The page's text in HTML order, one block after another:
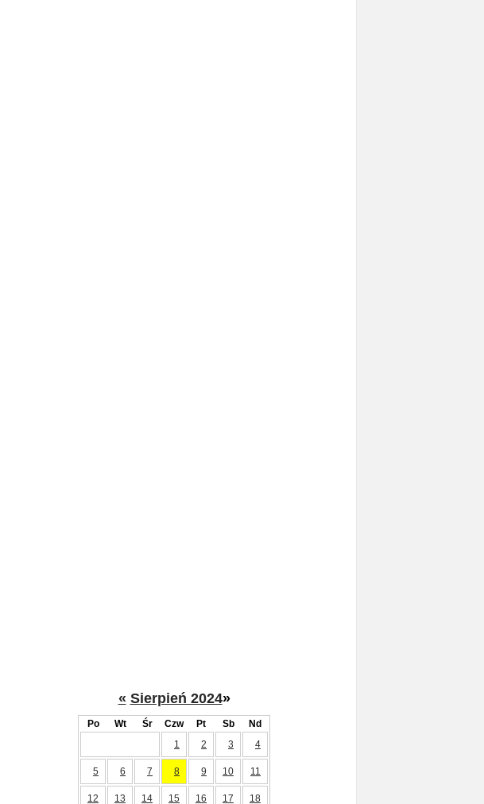
« Sierpień 2024»
Po Wt Śr Czw Pt Sb
Nd
1
2 3 4
5 6 7 8 9 10 11
12 13 14 15 16 17 18